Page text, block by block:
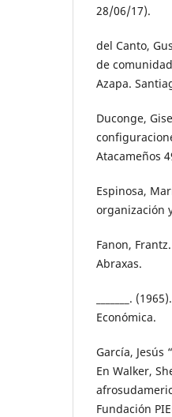
28/06/17).
del Canto,
de
Azapa.
Duconge,
Atacameños
Espinosa,
organización
Fanon,
Abraxas.
_______.
Económica.
García, Jesús
En Walker,
Fundación